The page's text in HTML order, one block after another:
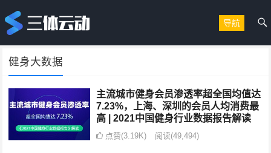
导航
健身大数据
主流城市健身会员渗透率超全国均值达
7.23%，上海、深圳的会员人均消费最
高 | 2021中国健身行业数据报告解读
点赞(3.19K) 阅读(49,494)